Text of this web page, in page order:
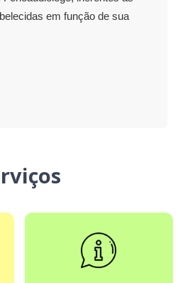
em função de sua